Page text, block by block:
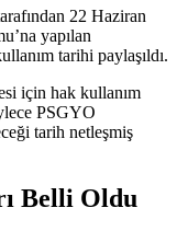
22 Haziran
yapılan
tarihi paylaşıldı.
için hak kullanım
PSGYO
tarih netleşmiş
Belli Oldu